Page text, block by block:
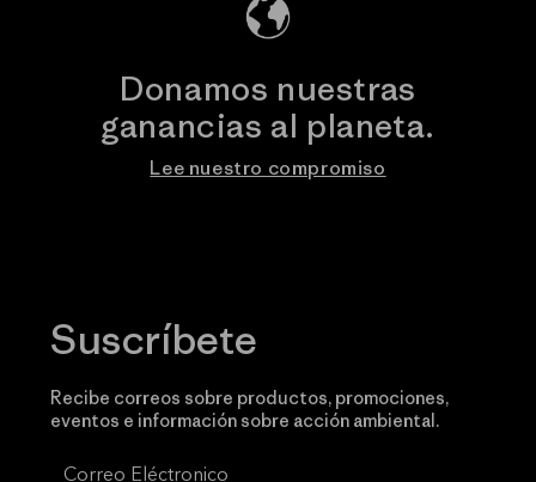
Donamos nuestras
ganancias al planeta.
Lee nuestro compromiso
Suscríbete
Recibe correos sobre productos, promociones,
eventos e información sobre acción ambiental.